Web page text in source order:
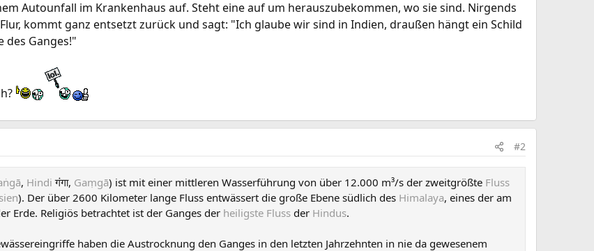
Autounfall im Krankenhaus auf. Steht eine auf um herauszubekommen, wo sie sind. Nirgends
kommt ganz entsetzt zurück und sagt: "Ich glaube wir sind in Indien, draußen hängt ein Schild
des Ganges!"
#2
, Hindi गंगा, Gaṃgā) ist mit einer mittleren Wasserführung von über 12.000 m³/s der zweitgrößte Fluss
). Der über 2600 Kilometer lange Fluss entwässert die große Ebene südlich des Himalaya, eines der am
Erde. Religiös betrachtet ist der Ganges der heiligste Fluss der Hindus.
haben die Austrocknung den Ganges in den letzten Jahrzehnten in nie da gewesenem